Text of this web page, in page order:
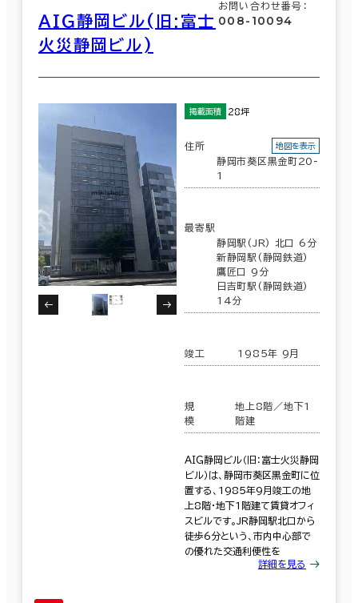
ＡＩＧ静岡ビル(旧:富士
火災静岡ビル)
お問い合わせ番号：
008-10094
掲載面積 28坪
住所
静岡市葵区黒金町20-
1
地図を表示
最寄駅
静岡駅(JR) 北口 6分
新静岡駅(静岡鉄道)
鷹匠口 9分
日吉町駅(静岡鉄道)
14分
竣工 1985年 9月
規
模
地上8階／地下1
階建
ＡＩＧ静岡ビル（旧：富士火災静岡
ビル）は、静岡市葵区黒金町に位
置する、1985年9月竣工の地
上8階・地下1階建て賃貸オフィ
スビルです。JR静岡駅北口から
徒歩6分という、市内中心部で
の優れた交通利便性を
詳細を見る